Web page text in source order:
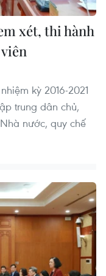
xét, thi hành
kỳ 2016-2021
trung dân chủ,
nước, quy chế